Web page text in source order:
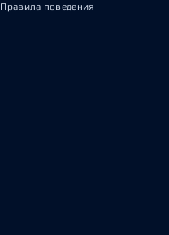
Правила поведения